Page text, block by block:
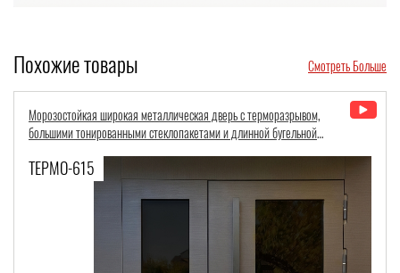
Похожие товары Смотреть Больше
Металлическая термодверь со стеклопакетом и молдингами для дома
«хай-тек»
ТЕРМО-783